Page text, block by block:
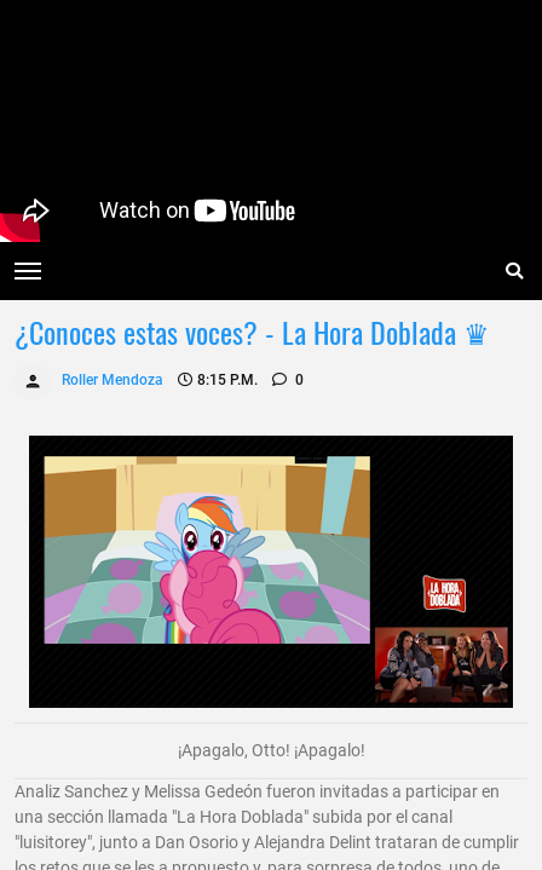
¿Conoces estas voces? - La Hora Doblada ♛
Roller Mendoza 8:15 P.m. 0
¡Apagalo, Otto! ¡Apagalo!
Analiz Sanchez y Melissa Gedeón fueron invitadas a participar en
una sección llamada "La Hora Doblada" subida por el canal
"luisitorey", junto a Dan Osorio y Alejandra Delint trataran de cumplir